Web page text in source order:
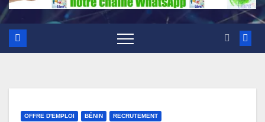
OFFRE D'EMPLOI BÉNIN RECRUTEMENT